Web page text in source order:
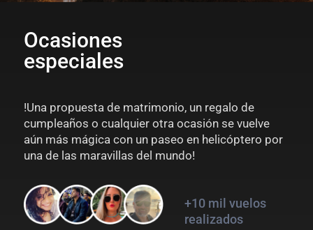
Ocasiones
especiales
!Una propuesta de matrimonio, un regalo de
cumpleaños o cualquier otra ocasión se vuelve
aún más mágica con un paseo en helicóptero por
una de las maravillas del mundo!
+10 mil vuelos
realizados